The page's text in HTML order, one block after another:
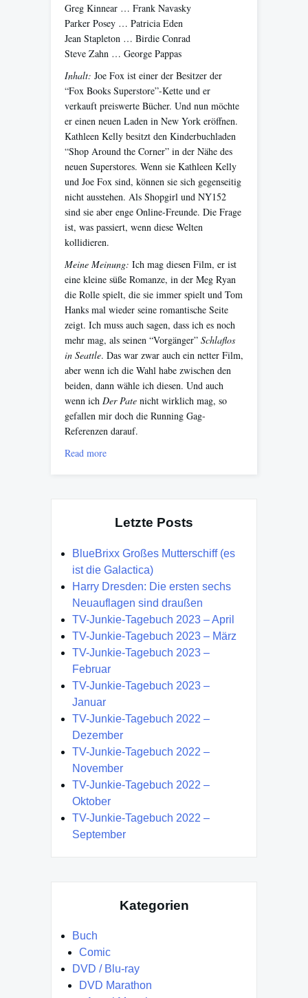
Greg Kinnear … Frank Navasky
Parker Posey … Patricia Eden
Jean Stapleton … Birdie Conrad
Steve Zahn … George Pappas
Inhalt: Joe Fox ist einer der Besitzer der
“Fox Books Superstore”-Kette und er
verkauft preiswerte Bücher. Und nun möchte
er einen neuen Laden in New York eröffnen.
Kathleen Kelly besitzt den Kinderbuchladen
“Shop Around the Corner” in der Nähe des
neuen Superstores. Wenn sie Kathleen Kelly
und Joe Fox sind, können sie sich gegenseitig
nicht ausstehen. Als Shopgirl und NY152
sind sie aber enge Online-Freunde. Die Frage
ist, was passiert, wenn diese Welten
kollidieren.
Meine Meinung: Ich mag diesen Film, er ist
eine kleine süße Romanze, in der Meg Ryan
die Rolle spielt, die sie immer spielt und Tom
Hanks mal wieder seine romantische Seite
zeigt. Ich muss auch sagen, dass ich es noch
mehr mag, als seinen “Vorgänger” Schlaflos
in Seattle. Das war zwar auch ein netter Film,
aber wenn ich die Wahl habe zwischen den
beiden, dann wähle ich diesen. Und auch
wenn ich Der Pate nicht wirklich mag, so
gefallen mir doch die Running Gag-
Referenzen darauf.
Read more
Letzte Posts
BlueBrixx Großes Mutterschiff (es
ist die Galactica)
Harry Dresden: Die ersten sechs
Neuauflagen sind draußen
TV-Junkie-Tagebuch 2023 – April
TV-Junkie-Tagebuch 2023 – März
TV-Junkie-Tagebuch 2023 –
Februar
TV-Junkie-Tagebuch 2023 –
Januar
TV-Junkie-Tagebuch 2022 –
Dezember
TV-Junkie-Tagebuch 2022 –
November
TV-Junkie-Tagebuch 2022 –
Oktober
TV-Junkie-Tagebuch 2022 –
September
Kategorien
Buch
Comic
DVD / Blu-ray
DVD Marathon